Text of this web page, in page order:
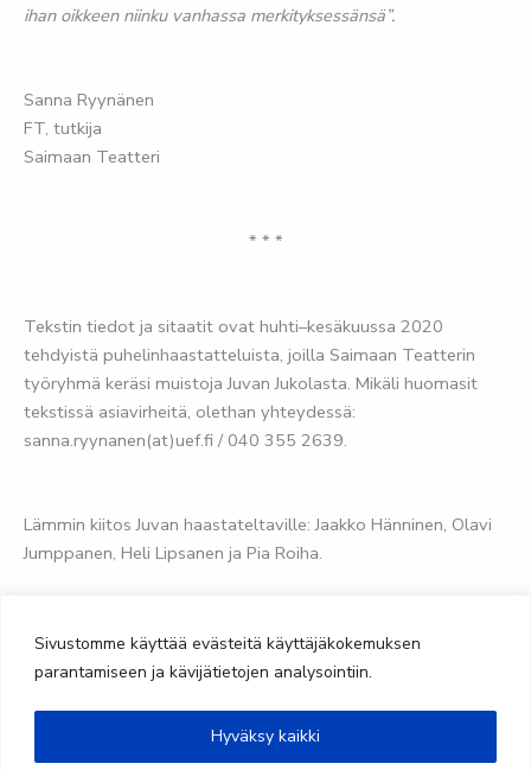
Sivustomme käyttää evästeitä käyttäjäkokemuksen
parantamiseen ja kävijätietojen analysointiin.
Hyväksy kaikki
ihan oikkeen niinku vanhassa merkityksessänsä”.
Sanna Ryynänen
FT, tutkija
Saimaan Teatteri
* * *
Tekstin tiedot ja sitaatit ovat huhti–kesäkuussa 2020
tehdyistä puhelinhaastatteluista, joilla Saimaan Teatterin
työryhmä keräsi muistoja Juvan Jukolasta. Mikäli huomasit
tekstissä asiavirheitä, olethan yhteydessä:
sanna.ryynanen(at)uef.fi / 040 355 2639.
Lämmin kiitos Juvan haastateltaville: Jaakko Hänninen, Olavi
Jumppanen, Heli Lipsanen ja Pia Roiha.
Kuvat: Saimaan Teatteri